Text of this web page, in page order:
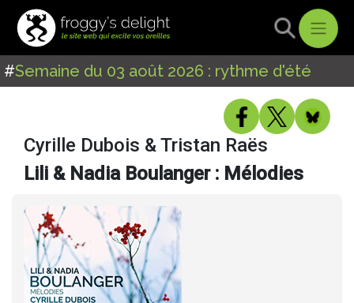
#Semaine du 03 août 2026 : rythme d'été
Cyrille Dubois & Tristan Raës
Lili & Nadia Boulanger : Mélodies